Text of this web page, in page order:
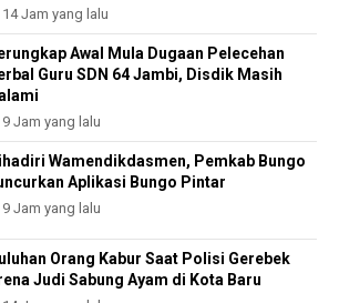
14 Jam yang lalu
Awal Mula Dugaan Pelecehan
Guru SDN 64 Jambi, Disdik Masih
9 Jam yang lalu
Wamendikdasmen, Pemkab Bungo
Aplikasi Bungo Pintar
9 Jam yang lalu
Orang Kabur Saat Polisi Gerebek
Judi Sabung Ayam di Kota Baru